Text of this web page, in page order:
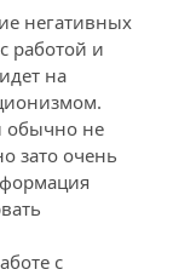
негативных
работой и
на
обычно не
зато очень
с